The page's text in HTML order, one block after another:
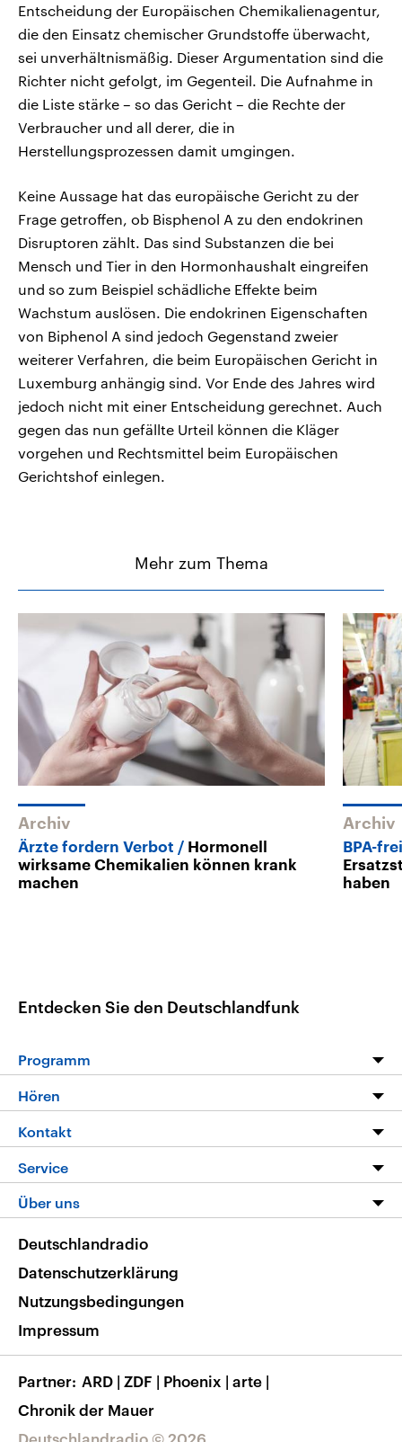
Entscheidung der Europäischen Chemikalienagentur,
die den Einsatz chemischer Grundstoffe überwacht,
sei unverhältnismäßig. Dieser Argumentation sind die
Richter nicht gefolgt, im Gegenteil. Die Aufnahme in
die Liste stärke – so das Gericht – die Rechte der
Verbraucher und all derer, die in
Herstellungsprozessen damit umgingen.
Keine Aussage hat das europäische Gericht zu der
Frage getroffen, ob Bisphenol A zu den endokrinen
Disruptoren zählt. Das sind Substanzen die bei
Mensch und Tier in den Hormonhaushalt eingreifen
und so zum Beispiel schädliche Effekte beim
Wachstum auslösen. Die endokrinen Eigenschaften
von Biphenol A sind jedoch Gegenstand zweier
weiterer Verfahren, die beim Europäischen Gericht in
Luxemburg anhängig sind. Vor Ende des Jahres wird
jedoch nicht mit einer Entscheidung gerechnet. Auch
gegen das nun gefällte Urteil können die Kläger
vorgehen und Rechtsmittel beim Europäischen
Gerichtshof einlegen.
Mehr zum Thema
Archiv
Ärzte fordern Verbot
Hormonell
wirksame Chemikalien können krank
machen
Archiv
BPA-
haben
Entdecken Sie den Deutschlandfunk
Programm
Die Nachrichten
Nachrichtenleicht
Neue Beiträge auf dlf.de
Hören
Livestream
Podcasts
Deutschlandfunk App
Nachrichten App
Frequenzen
Kontakt
Service
FAQ
Veranstaltungen
Musikliste
RSS
Über uns
Barrierefreiheit
Deutschlandradio
Datenschutzerklärung
Nutzungsbedingungen
Impressum
Partner ARD | ZDF | Phoenix | arte |
Chronik der Mauer